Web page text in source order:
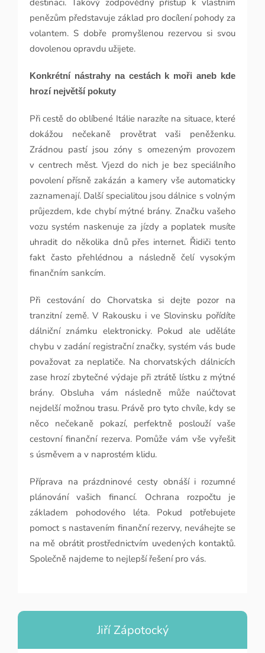
destinaci. Takový zodpovědný přístup k vlastním
penězům představuje základ pro docílení pohody za
volantem. S dobře promyšlenou rezervou si svou
dovolenou opravdu užijete.
Konkrétní nástrahy na cestách k moři aneb kde
hrozí největší pokuty
Při cestě do oblíbené Itálie narazíte na situace, které
dokážou nečekaně provětrat vaši peněženku.
Zrádnou pastí jsou zóny s omezeným provozem
v centrech měst. Vjezd do nich je bez speciálního
povolení přísně zakázán a kamery vše automaticky
zaznamenají. Další specialitou jsou dálnice s volným
průjezdem, kde chybí mýtné brány. Značku vašeho
vozu systém naskenuje za jízdy a poplatek musíte
uhradit do několika dnů přes internet. Řidiči tento
fakt často přehlédnou a následně čelí vysokým
finančním sankcím.
Při cestování do Chorvatska si dejte pozor na
tranzitní země. V Rakousku i ve Slovinsku pořídíte
dálniční známku elektronicky. Pokud ale uděláte
chybu v zadání registrační značky, systém vás bude
považovat za neplatiče. Na chorvatských dálnicích
zase hrozí zbytečné výdaje při ztrátě lístku z mýtné
brány. Obsluha vám následně může naúčtovat
nejdelší možnou trasu. Právě pro tyto chvíle, kdy se
něco nečekaně pokazí, perfektně poslouží vaše
cestovní finanční rezerva. Pomůže vám vše vyřešit
s úsměvem a v naprostém klidu.
Příprava na prázdninové cesty obnáší i rozumné
plánování vašich financí. Ochrana rozpočtu je
základem pohodového léta. Pokud potřebujete
pomoct s nastavením finanční rezervy, neváhejte se
na mě obrátit prostřednictvím uvedených kontaktů.
Společně najdeme to nejlepší řešení pro vás.
Jiří Zápotocký